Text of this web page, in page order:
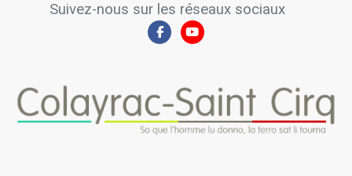
Suivez-nous sur les réseaux sociaux